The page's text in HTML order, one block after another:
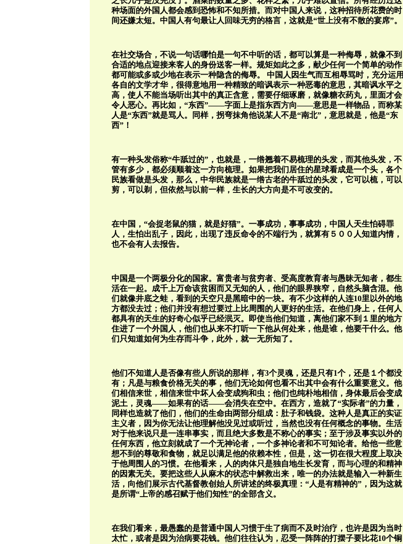
种场面的外国人都会感到恐怖和不知所措。而对中国人来说，这种招待所花费的时
间还嫌太短。中国人有句最让人回味无穷的格言，这就是“世上没有不散的宴席”。
在社交场合，不说一句话哪怕是一句不中听的话，都可以算是一种侮辱，就像不到
合适的地点迎接来客人的身份送客一样。规矩如此之多，献少任何一个简单的动作
都可能或多或少地在表示一种隐含的侮辱。 中国人因生气而互相辱骂时，充分运用
各自的文学才华，很得意地用一种精致的暗讽表示一种恶毒的意思，其暗讽水平之
高，使人不能当场听出其中的真正含意，需要仔细琢磨，就像糖衣药丸，里面才会
令人恶心。再比如，“东西”——字面上是指东西方向——意思是一样物品，而称某
人是“东西”就是骂人。同样，拐弯抹角他说某人不是“南北”，意思就是，他是“东
西”！
有一种头发俗称“牛舐过的”，也就是，一绺翘着不易梳理的头发，而其他头发，不
管有多少，都必须顺着这一方向梳理。如果把我们居住的星球看成是一个头，各个
民族看做是头发，那么，中华民族就是一绺古老的牛舐过的头发，它可以梳，可以
剪，可以剃，但依然与以前一样，生长的大方向是不可改变的。
在中国，“会捉老鼠的猫，就是好猫”。一事成功，事事成功，中国人天生怕碍罪
人，生怕出乱子，因此，出现了违反命令的不端行为，就算有５００人知道内情，
也不会有人去报告。
中国是一个两极分化的国家。富贵者与贫穷者、受高度教育者与愚昧无知者，都生
活在一起。成千上万命该贫困而又无知的人，他们的眼界狭窄，自然头脑含混。他
们就像井底之蛙，看到的天空只是黑暗中的一块。有不少这样的人连10里以外的地
方都没去过；他们并没有想过要过上比周围的人更好的生活。在他们身上，任何人
都具有的天生的好奇心似乎已经泯灭。即使当他们知道，离他们家不到１里的地方
住进了一个外国人，他们也从来不打听一下他从何处来，他是谁，他要干什么。他
们只知道如何为生存而斗争，此外，就一无所知了。
他们不知道人是否像有些人所说的那样，有3个灵魂，还是只有1个，还是１个都没
有；凡是与粮食价格无关的事，他们无论如何也看不出其中会有什么重要意义。他
们相信来世，相信来世中坏人会变成狗和虫；他们也纯朴地相信，身体最后会变成
泥土，灵魂——如果有的话——会消失在空中。在西方，造就了“实际者”的力量，
同样也造就了他们，他们的生命由两部分组成：肚子和钱袋。这种人是真正的实证
主义者，因为你无法让他理解他没见过或听过，当然也没有任何概念的事物。生活
对于他来说只是一连串事实，而且绝大多数是不称心的事实；至于涉及事实以外的
任何东西，他立刻就成了一个无神论者，一个多神论者和不可知论者。给他一些意
想不到的尊敬和食物，就足以满足他的依赖本性，但是，这一切在很大程度上取决
于他周围人的习惯。在他看来，人的肉体只是独自地生长发育，而与心理的和精神
的因素无关。要把这些人从麻木的状态中解救出来，唯一的办法就是输入一种新生
活，向他们展示古代基督教创始人所讲述的终极真理：“人是有精神的”，因为这就
是所谓“上帝的感召赋于他们知性”的全部含义。
在我们看来，最愚蠢的是普通中国人习惯于生了病而不及时治疗，也许是因为当时
太忙，或者是因为治病要花钱。他们往往认为，忍受一阵阵的打摆子要比花10个铜